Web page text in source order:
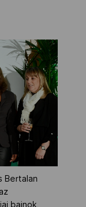
Bertalan
bajnok,